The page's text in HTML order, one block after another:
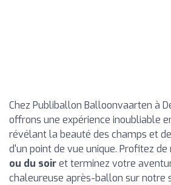
Chez Publiballon Balloonvaarten à
offrons une expérience inoubliable
révélant la beauté des champs et
d'un point de vue unique. Profitez de
ou du soiret terminez votre
chaleureuse après-ballon sur notre